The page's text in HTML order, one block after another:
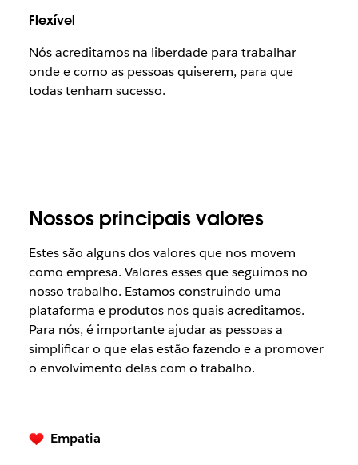
Flexível
Nós acreditamos na liberdade para trabalhar
onde e como as pessoas quiserem, para que
todas tenham sucesso.
Nossos principais valores
Estes são alguns dos valores que nos movem
como empresa. Valores esses que seguimos no
nosso trabalho. Estamos construindo uma
plataforma e produtos nos quais acreditamos.
Para nós, é importante ajudar as pessoas a
simplificar o que elas estão fazendo e a promover
o envolvimento delas com o trabalho.
Empatia